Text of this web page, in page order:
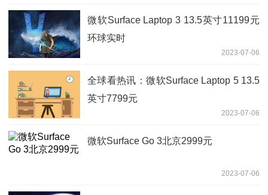
微软Surface Laptop 3 13.5英寸11199元
环球实时
2023-07-06
全球看热讯：微软Surface Laptop 5 13.5
英寸7799元
2023-07-06
微软Surface Go 3北京2999元
2023-07-06